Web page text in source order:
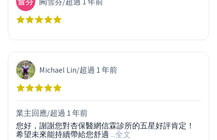
Michael Lin/超過 1 年前
業主回應/超過 1 年前
您好，謝謝您對杏保醫網信霖診所的五星好評肯定！
希望未來能持續帶給您舒適 ...全文